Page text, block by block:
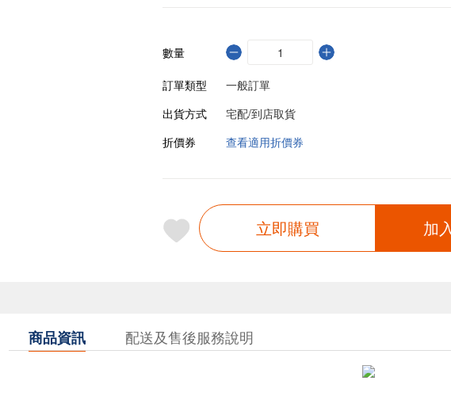
數量
訂單類型
一般訂單
出貨方式
宅配/到店取貨
折價券
查看適用折價券
立即購買 加
商品資訊 配送及售後服務說明